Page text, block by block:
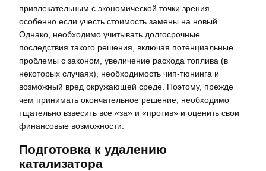
привлекательным с экономической точки зрения,
особенно если учесть стоимость замены на новый.
Однако, необходимо учитывать долгосрочные
последствия такого решения, включая потенциальные
проблемы с законом, увеличение расхода топлива (в
некоторых случаях), необходимость чип-тюнинга и
возможный вред окружающей среде. Поэтому, прежде
чем принимать окончательное решение, необходимо
тщательно взвесить все «за» и «против» и оценить свои
финансовые возможности.
Подготовка к удалению
катализатора